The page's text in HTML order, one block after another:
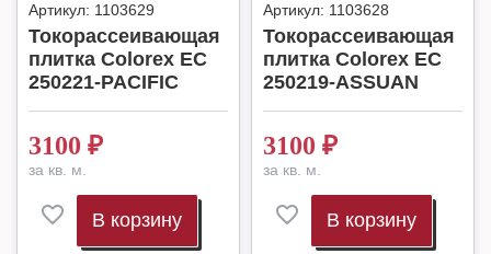
Артикул: 1103629
Токорассеивающая
плитка Colorex EC
250221-PACIFIC
3100 ₽
за кв. м.
В корзину
Артикул: 1103628
Токорассеивающая
плитка Colorex EC
250219-ASSUAN
3100 ₽
за кв. м.
В корзину